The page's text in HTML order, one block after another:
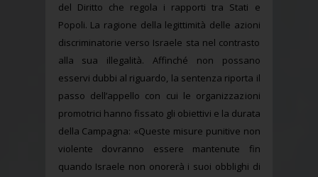
del Diritto che regola i rapporti tra Stati e
Popoli. La ragione della legittimità delle azioni
discriminatorie verso Israele sta nel contrasto
alla sua illegalità. Affinché non possano
esservi dubbi al riguardo, la sentenza riporta il
passo dell’appello con cui le organizzazioni
promotrici hanno fissato gli obiettivi e la durata
della Campagna: «Queste misure punitive non
violente dovranno essere mantenute fin
quando Israele non onorerà i suoi obblighi di